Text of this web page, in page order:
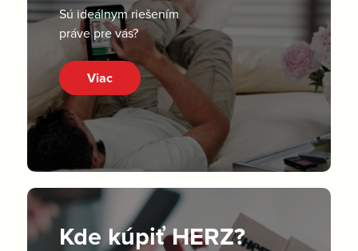
Sú ideálnym riešením
práve pre vás?
Viac
Kde kúpiť HERZ?